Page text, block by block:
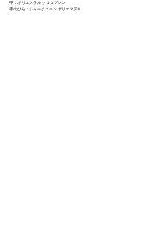
甲：ポリエステル クロロプレン
手のひら：シャークスキン ポリエステル